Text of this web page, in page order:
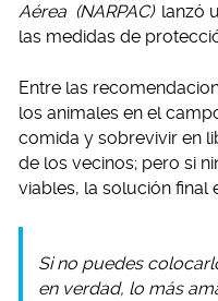
Aérea (NARPAC) lanzó
las medidas de
Entre las
los animales en el
comida y sobrevivir en
de los vecinos; pero si
viables, la solución final
Si no puedes
en verdad, lo más